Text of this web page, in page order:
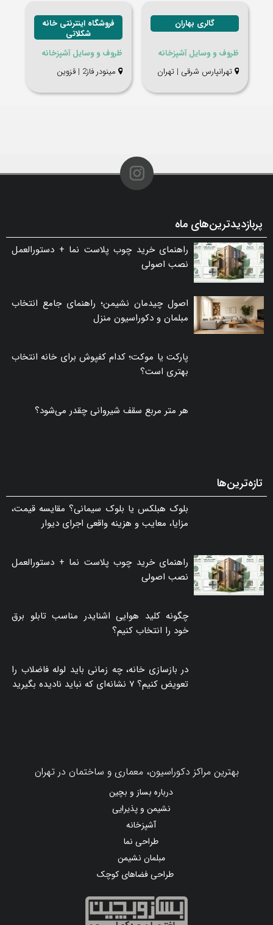
گالری بهاران
ظروف و وسایل آشپزخانه
تهرانپارس شرقی | تهران
فروشگاه اینترنتی خانه
شکلاتی
ظروف و وسایل آشپزخانه
مینودر فاز2 | قزوین
پربازدیدترین‌های ماه
راهنمای خرید چوب پلاست نما + دستورالعمل
نصب اصولی
اصول چیدمان نشیمن؛ راهنمای جامع انتخاب
مبلمان و دکوراسیون منزل
پارکت یا موکت؛ کدام کفپوش برای خانه انتخاب
بهتری است؟
هر متر مربع سقف شیروانی چقدر می‌شود؟
تازه‌ترین‌ها
بلوک هبلکس یا بلوک سیمانی؟ مقایسه قیمت،
مزایا، معایب و هزینه واقعی اجرای دیوار
راهنمای خرید چوب پلاست نما + دستورالعمل
نصب اصولی
چگونه کلید هوایی اشنایدر مناسب تابلو برق
خود را انتخاب کنیم؟
در بازسازی خانه، چه زمانی باید لوله فاضلاب را
تعویض کنیم؟ ۷ نشانه‌ای که نباید نادیده بگیرید
بهترین مراکز دکوراسیون، معماری و ساختمان در تهران
درباره بساز و بچین
نشیمن و پذیرایی
آشپزخانه
طراحی نما
مبلمان نشیمن
طراحی فضاهای کوچک